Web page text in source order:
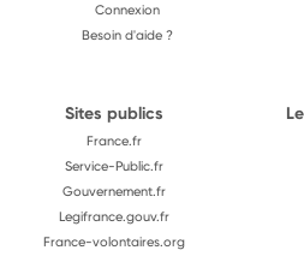
Connexion
Besoin d'aide ?
Sites publics
France.fr
Service-Public.fr
Gouvernement.fr
Legifrance.gouv.fr
France-volontaires.org